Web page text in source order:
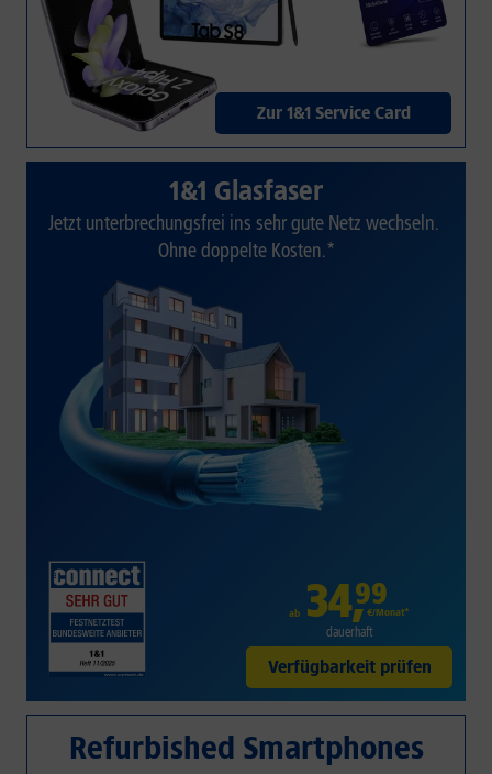
Zur 1&1 Service Card
1&1 Glasfaser
Jetzt unterbrechungsfrei ins sehr gute Netz wechseln.
Ohne doppelte Kosten.*
ab 34,99
€/Monat*
dauerhaft
Verfügbarkeit prüfen
Refurbished Smartphones